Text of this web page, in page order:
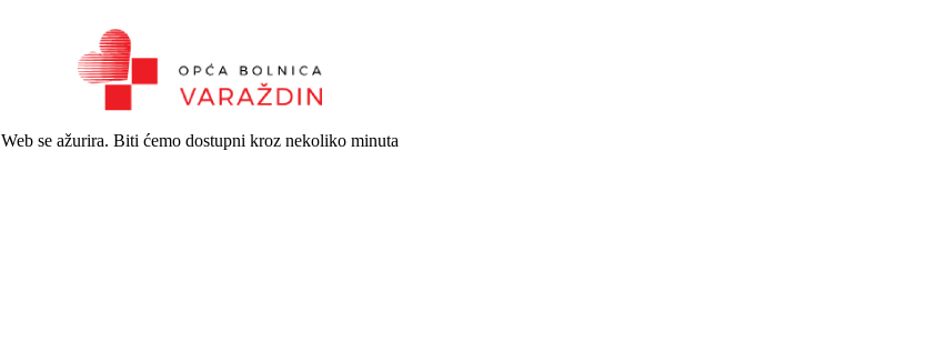
Web se ažurira. Biti ćemo dostupni kroz nekoliko minuta